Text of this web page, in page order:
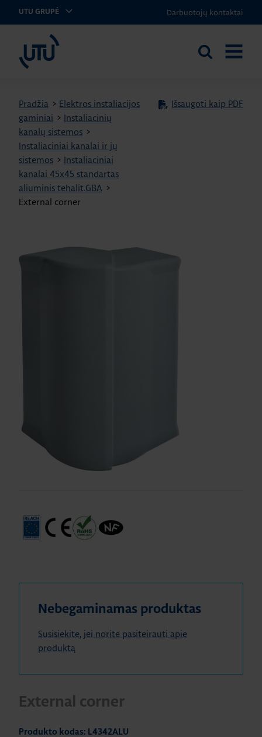
UTU GRUPĖ Darbuotojų kontaktai
UTU Lithuania
Ieškoti
Pradžia > Elektros instaliacijos
gaminiai > Instaliacinių
kanalų sistemos >
Instaliaciniai kanalai ir jų
sistemos > Instaliaciniai
kanalai 45x45 standartas
aliuminis tehalit.GBA >
External corner
Išsaugoti kaip PDF
Nebegaminamas produktas
Susisiekite, jei norite pasiteirauti apie
produktą
External corner
Produkto kodas: L4342ALU